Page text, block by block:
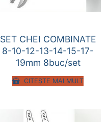
SET CHEI COMBINATE
8-10-12-13-14-15-17-
19mm 8buc/set
CITEȘTE MAI MULT